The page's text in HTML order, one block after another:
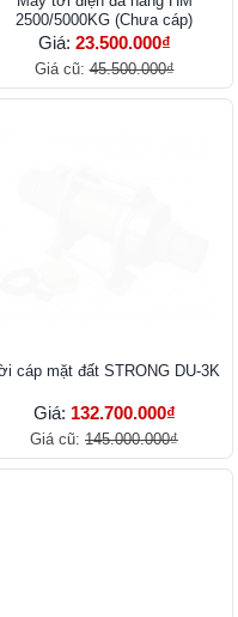
2500/5000KG (Chưa cáp)
Giá: 23.500.000₫
Giá cũ:45.500.000₫
cáp mặt đất STRONG DU-3K
Giá: 132.700.000₫
Giá cũ: 145.000.000₫